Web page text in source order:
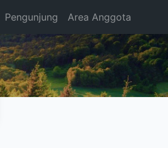
Pengunjung Area Anggota